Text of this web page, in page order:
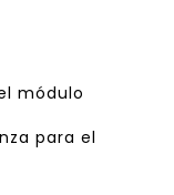
módulo
para el